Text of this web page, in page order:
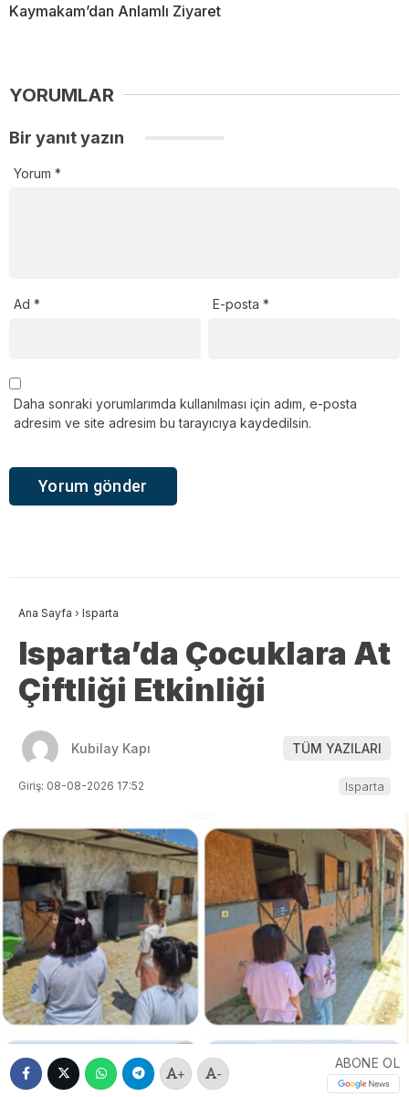
Kaymakam’dan Anlamlı Ziyaret
YORUMLAR
Bir yanıt yazın
Yorum *
Ad * E-posta*
Daha sonraki yorumlarımda kullanılması için adım, e-posta
adresim ve site adresim bu tarayıcıya kaydedilsin.
Ana Sayfa › Isparta
Isparta’da Çocuklara At
Çiftliği Etkinliği
Kubilay Kapı TÜM YAZILARI
Giriş: 08-08-2026 17:52 Isparta
+ -
ABONE OL